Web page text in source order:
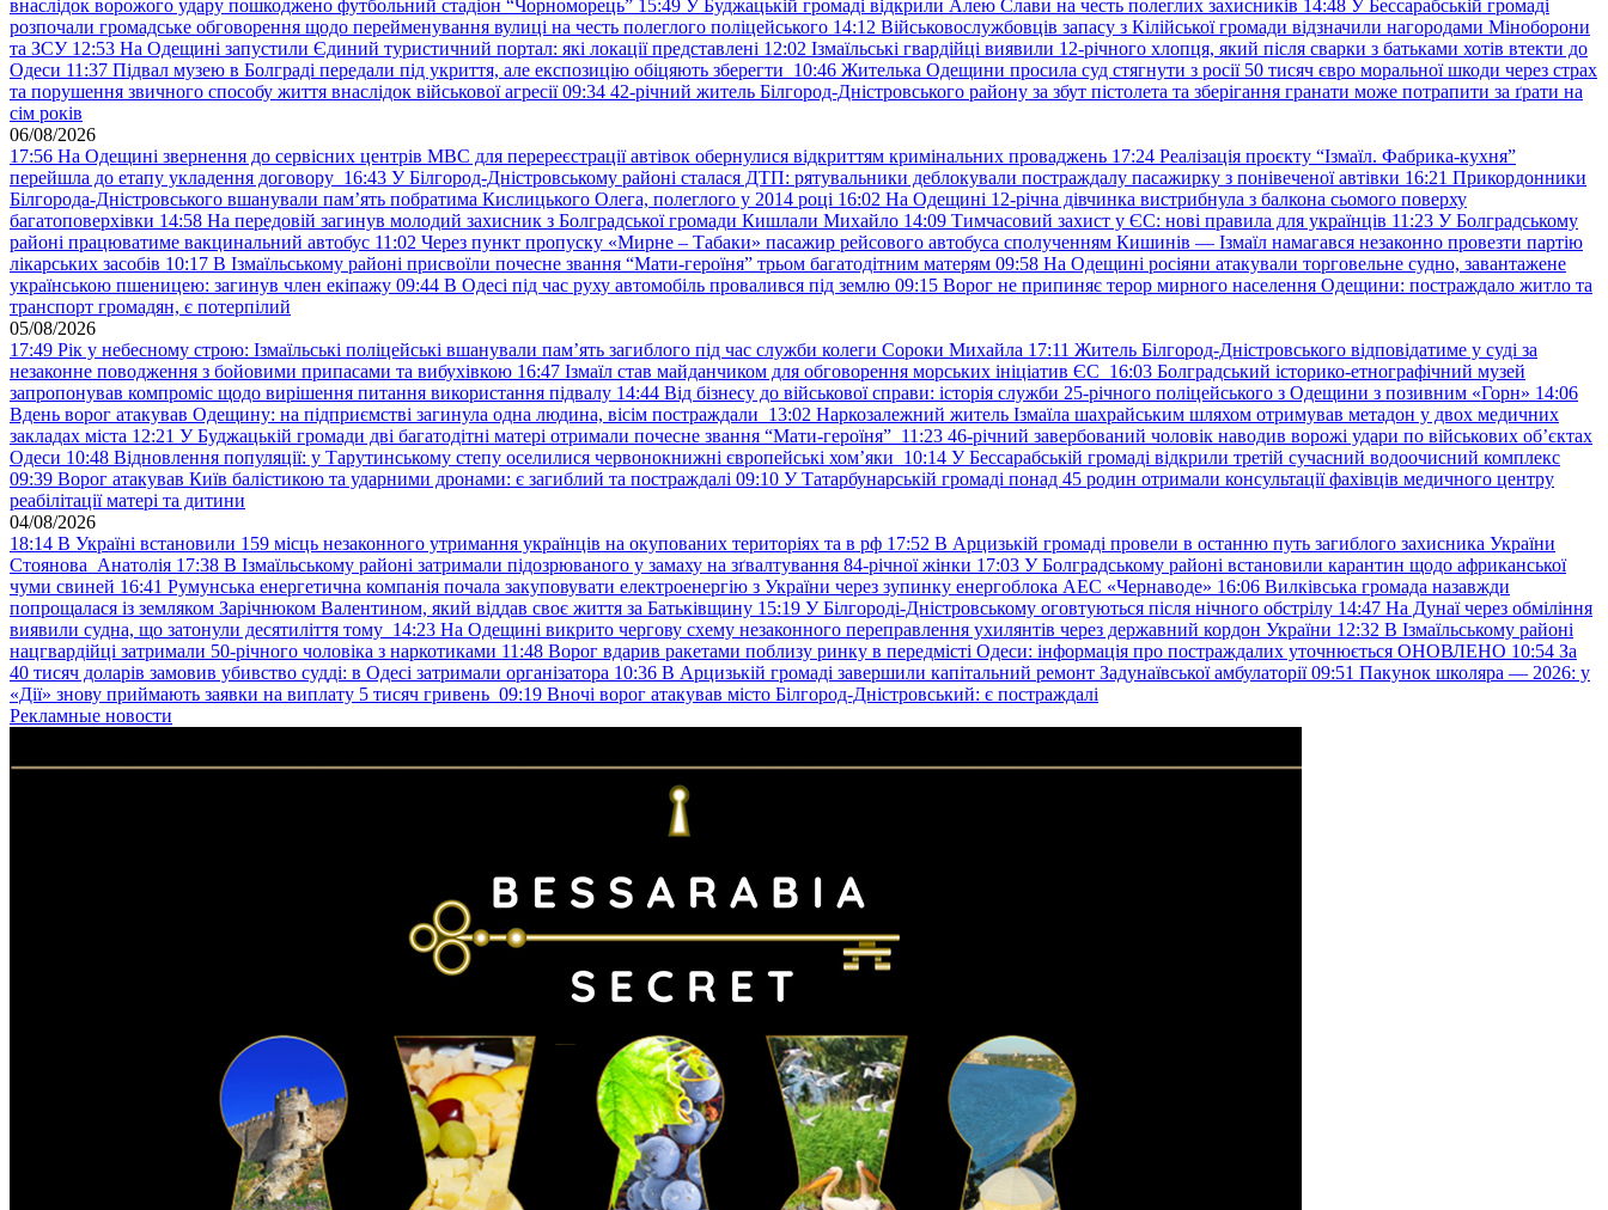
внаслідок ворожого удару пошкоджено футбольний стадіон “Чорноморець” 15:49 У Буджацькій громаді відкрили Алею Слави на честь полеглих захисників 14:48 У Бессарабській громаді
розпочали громадське обговорення щодо перейменування вулиці на честь полеглого поліцейського 14:12 Військовослужбовців запасу з Кілійської громади відзначили нагородами Міноборони
та ЗСУ 12:53 На Одещині запустили Єдиний туристичний портал: які локації представлені 12:02 Ізмаїльські гвардійці виявили 12-річного хлопця, який після сварки з батьками хотів втекти до
Одеси 11:37 Підвал музею в Болграді передали під укриття, але експозицію обіцяють зберегти 10:46 Жителька Одещини просила суд стягнути з росії 50 тисяч євро моральної шкоди через страх
та порушення звичного способу життя внаслідок військової агресії 09:34 42-річний житель Білгород-Дністровського району за збут пістолета та зберігання гранати може потрапити за ґрати на
сім років
06/08/2026
17:56 На Одещині звернення до сервісних центрів МВС для перереєстрації автівок обернулися відкриттям кримінальних проваджень 17:24 Реалізація проєкту “Ізмаїл. Фабрика-кухня”
перейшла до етапу укладення договору 16:43 У Білгород-Дністровському районі сталася ДТП: рятувальники деблокували постраждалу пасажирку з понівеченої автівки 16:21 Прикордонники
Білгорода-Дністровського вшанували пам’ять побратима Кислицького Олега, полеглого у 2014 році 16:02 На Одещині 12-річна дівчинка вистрибнула з балкона сьомого поверху
багатоповерхівки 14:58 На передовій загинув молодий захисник з Болградської громади Кишлали Михайло 14:09 Тимчасовий захист у ЄС: нові правила для українців 11:23 У Болградському
районі працюватиме вакцинальний автобус 11:02 Через пункт пропуску «Мирне – Табаки» пасажир рейсового автобуса сполученням Кишинів — Ізмаїл намагався незаконно провезти партію
лікарських засобів 10:17 В Ізмаїльському районі присвоїли почесне звання “Мати-героїня” трьом багатодітним матерям 09:58 На Одещині росіяни атакували торговельне судно, завантажене
українською пшеницею: загинув член екіпажу 09:44 В Одесі під час руху автомобіль провалився під землю 09:15 Ворог не припиняє терор мирного населення Одещини: постраждало житло та
транспорт громадян, є потерпілий
05/08/2026
17:49 Рік у небесному строю: Ізмаїльські поліцейські вшанували пам’ять загиблого під час служби колеги Сороки Михайла 17:11 Житель Білгород-Дністровського відповідатиме у суді за
незаконне поводження з бойовими припасами та вибухівкою 16:47 Ізмаїл став майданчиком для обговорення морських ініціатив ЄС 16:03 Болградський історико-етнографічний музей
запропонував компроміс щодо вирішення питання використання підвалу 14:44 Від бізнесу до військової справи: історія служби 25-річного поліцейського з Одещини з позивним «Горн» 14:06
Вдень ворог атакував Одещину: на підприємстві загинула одна людина, вісім постраждали 13:02 Наркозалежний житель Ізмаїла шахрайським шляхом отримував метадон у двох медичних
закладах міста 12:21 У Буджацькій громади дві багатодітні матері отримали почесне звання “Мати-героїня” 11:23 46-річний завербований чоловік наводив ворожі удари по військових обʼєктах
Одеси 10:48 Відновлення популяції: у Тарутинському степу оселилися червонокнижні європейські хом’яки 10:14 У Бессарабській громаді відкрили третій сучасний водоочисний комплекс
09:39 Ворог атакував Київ балістикою та ударними дронами: є загиблий та постраждалі 09:10 У Татарбунарській громаді понад 45 родин отримали консультації фахівців медичного центру
реабілітації матері та дитини
04/08/2026
18:14 В Україні встановили 159 місць незаконного утримання українців на окупованих територіях та в рф 17:52 В Арцизькій громаді провели в останню путь загиблого захисника України
Стоянова Анатолія 17:38 В Ізмаїльському районі затримали підозрюваного у замаху на зґвалтування 84-річної жінки 17:03 У Болградському районі встановили карантин щодо африканської
чуми свиней 16:41 Румунська енергетична компанія почала закуповувати електроенергію з України через зупинку енергоблока АЕС «Чернаводе» 16:06 Вилківська громада назавжди
попрощалася із земляком Зарічнюком Валентином, який віддав своє життя за Батьківщину 15:19 У Білгороді-Дністровському оговтуються після нічного обстрілу 14:47 На Дунаї через обміління
виявили судна, що затонули десятиліття тому 14:23 На Одещині викрито чергову схему незаконного переправлення ухилянтів через державний кордон України 12:32 В Ізмаїльському районі
нацгвардійці затримали 50-річного чоловіка з наркотиками 11:48 Ворог вдарив ракетами поблизу ринку в передмісті Одеси: інформація про постраждалих уточнюється ОНОВЛЕНО 10:54 За
40 тисяч доларів замовив убивство судді: в Одесі затримали організатора 10:36 В Арцизькій громаді завершили капітальний ремонт Задунаївської амбулаторії 09:51 Пакунок школяра — 2026: у
«Дії» знову приймають заявки на виплату 5 тисяч гривень 09:19 Вночі ворог атакував місто Білгород-Дністровський: є постраждалі
Рекламные новости